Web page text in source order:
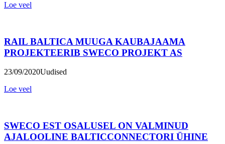
Loe veel
RAIL BALTICA MUUGA KAUBAJAAMA
PROJEKTEERIB SWECO PROJEKT AS
23/09/2020Uudised
Loe veel
SWECO EST OSALUSEL ON VALMINUD
AJALOOLINE BALTICCONNECTORI ÜHINE